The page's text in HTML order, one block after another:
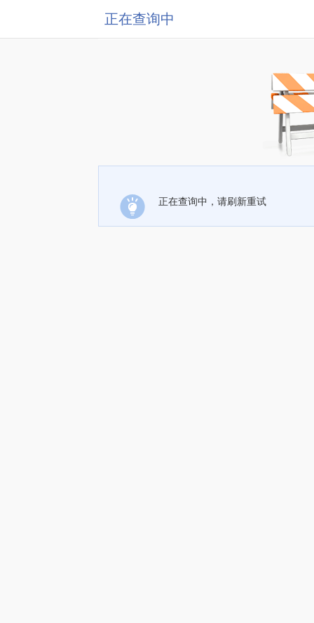
正在查询中
正在查询中，请刷新重试